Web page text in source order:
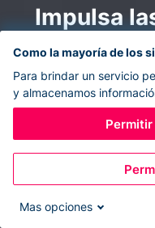
Impulsa
todas
línea y
Convierte tu tableta
recolecta donaciones
Como la mayoría de los
Para brindar un servicio
y almacenamos
Mas opciones